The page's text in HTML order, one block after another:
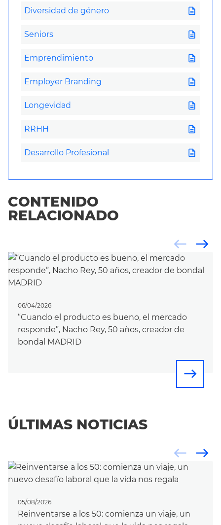
Diversidad de género description
Seniors description
Emprendimiento description
Employer Branding description
Longevidad description
RRHH description
Desarrollo Profesional description
CONTENIDO
RELACIONADO
06/04/2026
“Cuando el producto es bueno, el mercado
responde”, Nacho Rey, 50 años, creador de
bondal MADRID
east
east
west
ÚLTIMAS NOTICIAS
05/08/2026
Reinventarse a los 50: comienza un viaje, un
east
west